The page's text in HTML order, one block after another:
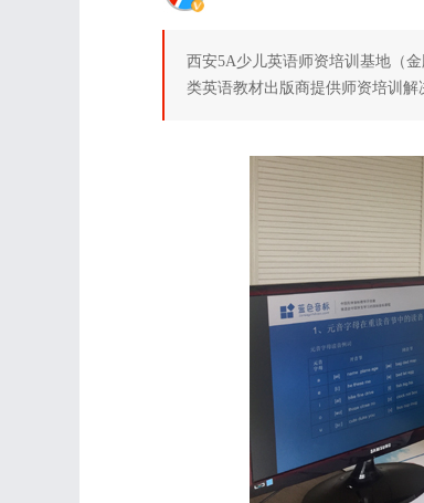
西安5A少儿英语师资培训基地（
类英语教材出版商提供师资培训解